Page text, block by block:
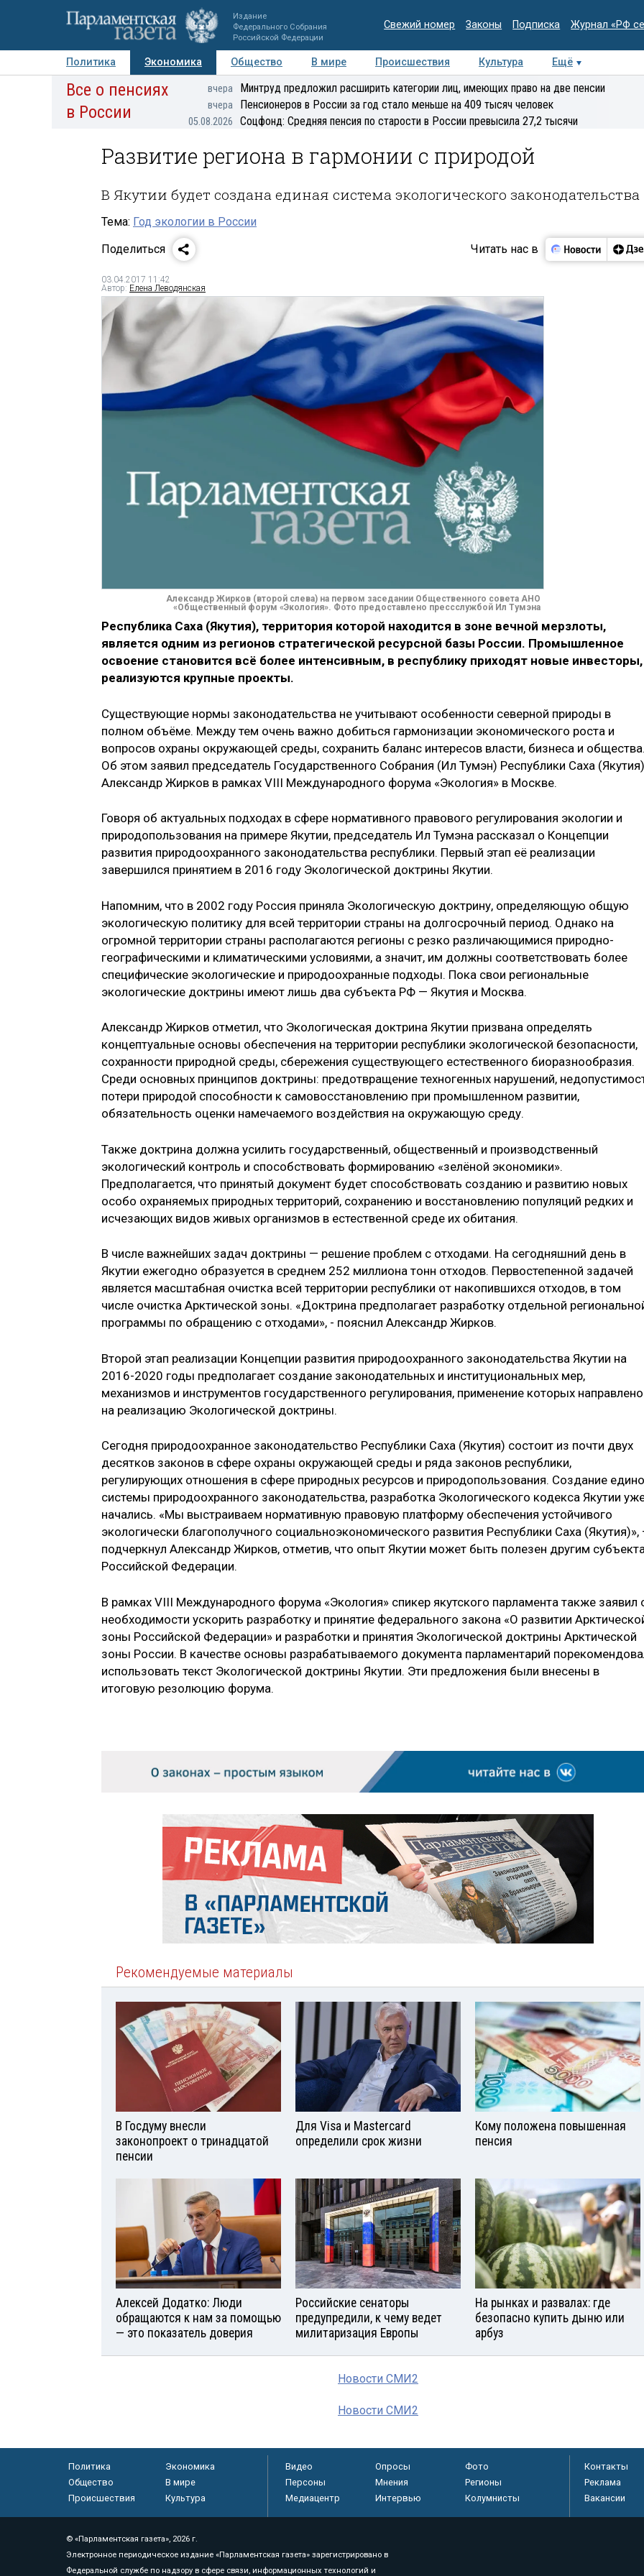
Издание
Федерального Собрания
Российской Федерации
Свежий номер Законы Подписка Журнал «РФ
Политика Экономика Общество В мире Происшествия Культура
Ещё
Авторы Персоны Мнения Регионы Медиацентр Интервью Колумнисты
Все о пенсиях
в России
вчера Минтруд предложил расширить категории лиц, имеющих право на две пенсии
вчера Пенсионеров в России за год стало меньше на 409 тысяч человек
05.08.2026 Соцфонд: Средняя пенсия по старости в России превысила 27,2 тысячи
Развитие региона в гармонии с природой
В Якутии будет создана единая система экологического законодательства
Тема: Год экологии в России
Поделиться
Читать нас в
03.04.2017 11:42
Автор: Елена Леводянская
Александр Жирков (второй слева) на первом заседании Общественного совета АНО
«Общественный форум «Экология». Фото предоставлено пресс­службой Ил Тумэна
Республика Саха (Якутия), территория которой находится в зоне вечной мерзлоты,
является одним из регионов стратегической ресурсной базы России. Промышленное
освоение становится всё более интенсивным, в респуб­лику приходят новые инвесторы,
реализуются крупные проекты.
Существующие нормы законодательства не учитывают особенности северной природы в
полном объёме. Между тем очень важно добиться гармонизации экономического роста и
вопросов охраны окружающей среды, сохранить баланс интересов власти, бизнеса и
Об этом заявил председатель Государственного Собрания (Ил Тумэн) Рес­публики Саха (Якутия)
Александр Жирков в рамках VIII Международного форума «Экология» в Москве.
Говоря об актуальных подходах в сфере нормативного правового регулирования экологии и
природопользования на примере Якутии, председатель Ил Тумэна рассказал о Концепции
развития природоохранного законодательства республики. Первый этап её ре­ализации
завершился принятием в 2016 году Экологической доктрины Якутии.
Напомним, что в 2002 году Россия приняла Экологическую доктрину, определяющую общую
экологическую политику для всей территории страны на долгосрочный период. Однако на
огромной территории страны располагаются регионы с резко различающимися природно­
географическими и климатическими условиями, а значит, им должны соответствовать более
специфические экологические и природоохранные подходы. Пока свои региональные
экологические доктрины имеют лишь два субъекта РФ — Якутия и Москва.
Александр Жирков отметил, что Экологическая доктрина Якутии призвана определять
концептуальные основы обеспечения на территории республики экологической безо­пасности,
сохранности природной среды, сбережения существующего естественного био­разнообразия.
Среди основных принципов доктрины: предотвращение техногенных нарушений,
потери природой способности к самовосстановлению при промышленном развитии,
обязательность оценки намечаемого воздействия на окружающую среду.
Также доктрина должна усилить государственный, общественный и производственный
экологический контроль и способствовать формированию «зелёной экономики».
Предполагается, что принятый документ будет способствовать созданию и развитию новых
особо охраняемых природных территорий, сохранению и восстановлению популяций редких и
исчезающих видов живых организмов в естественной среде их обитания.
В числе важнейших задач доктрины — решение проблем с отходами. На сегодняшний день в
Якутии ежегодно образуется в среднем 252 миллиона тонн отходов. Первостепенной задачей
является масштабная очистка всей территории республики от накопившихся отходов, в том
числе очистка Арктической зоны. «Доктрина предполагает разработку отдельной
программы по обращению с отходами», - пояснил Александр Жирков.
Второй этап реализации Концепции развития природоохранного законодательства Якутии на
2016-2020 годы предполагает создание законодательных и институциональных мер,
механизмов и инструментов государственного регулирования, применение которых направлено
на реализацию Экологической доктрины.
Сегодня природоохранное законодательство Республики Саха (Якутия) состоит из почти двух
десятков законов в сфере охраны окружающей среды и ряда законов респуб­лики,
регулирующих отношения в сфере природных ресурсов и природопользования. Создание
системы природоохранного законодательства, разработка Экологического кодекса Якутии
начались. «Мы выстраиваем нормативную правовую платформу обеспечения устойчивого
экологически благополучного социально­экономического развития Республики Саха (Якутия)»,
подчеркнул Александр Жирков, отметив, что опыт Якутии может быть полезен другим
Российской Федерации.
В рамках VIII Международного форума «Экология» спикер якутского парламента также заявил
необходимости ускорить разработку и принятие федерального закона «О развитии
зоны Российской Федерации» и разработки и принятия Экологической доктрины Арктической
зоны России. В качестве основы разрабатываемого документа парламентарий
использовать текст Экологической доктрины Якутии. Эти предложения были внесены в
итоговую резолюцию форума.
Рекомендуемые материалы
В Госдуму внесли
законопроект о тринадцатой
пенсии
Для Visа и Mastercard
определили срок жизни
Кому положена повышенная
пенсия
Алексей Додатко: Люди
обращаются к нам за помощью
— это показатель доверия
Российские сенаторы
предупредили, к чему ведет
милитаризация Европы
На рынках и развалах: где
безопасно купить дыню или
арбуз
Новости СМИ2
Новости СМИ2
Политика
Экономика
Общество
В мире
Происшествия
Культура
Видео Опросы
Фото
Персоны
Мнения
Регионы
Медиацентр
Интервью Колумнисты
Контакты
Реклама
Вакансии
© «Парламентская газета», 2026 г.
Электронное периодическое издание «Парламентская газета» зарегистрировано в
Федеральной службе по надзору в сфере связи, информационных технологий и